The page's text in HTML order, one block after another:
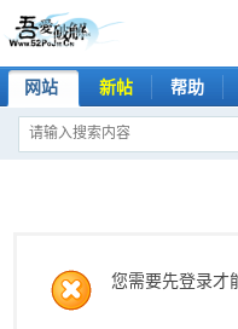
网站 新帖 帮助
您需要先登录才